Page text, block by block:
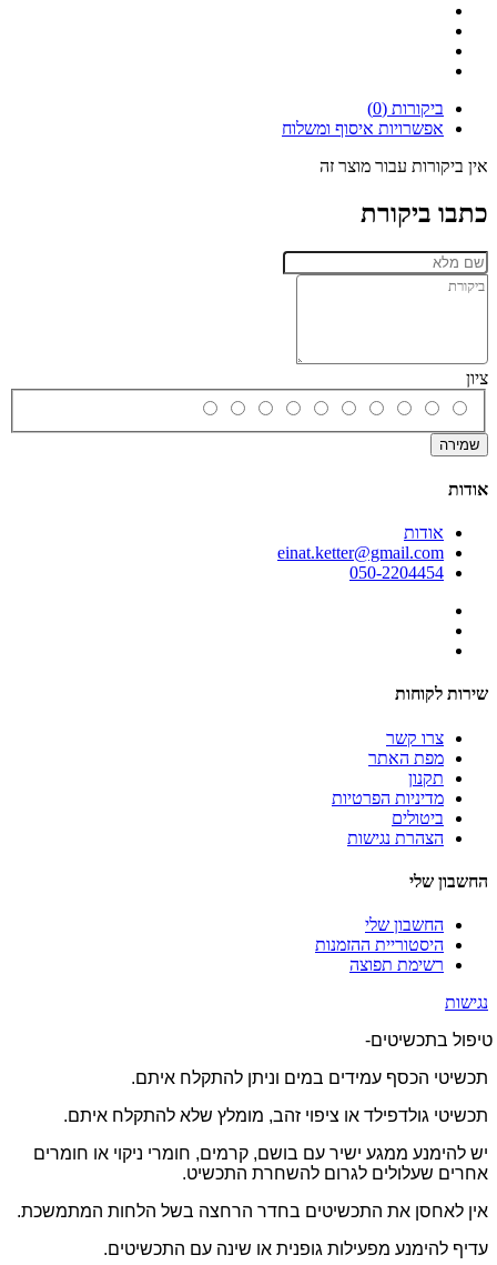
ביקורות (0)
אפשרויות איסוף ומשלוח
אין ביקורות עבור מוצר זה
כתבו ביקורת
ציון
שמירה
אודות
אודות
einat.ketter@gmail.com
050-2204454
שירות לקוחות
צרו קשר
מפת האתר
תקנון
מדיניות הפרטיות
ביטולים
הצהרת נגישות
החשבון שלי
החשבון שלי
היסטוריית ההזמנות
רשימת תפוצה
נגישות
טיפול בתכשיטים-
תכשיטי הכסף עמידים במים וניתן להתקלח איתם.
תכשיטי גולדפילד או ציפוי זהב, מומלץ שלא להתקלח איתם.
יש להימנע ממגע ישיר עם בושם, קרמים, חומרי ניקוי או חומרים
אחרים שעלולים לגרום להשחרת התכשיט.
אין לאחסן את התכשיטים בחדר הרחצה בשל הלחות המתמשכת.
עדיף להימנע מפעילות גופנית או שינה עם התכשיטים.